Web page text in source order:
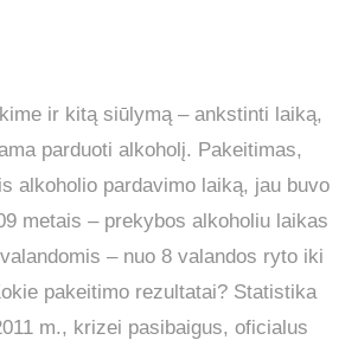
ir kitą siūlymą – ankstinti laiką,
parduoti alkoholį. Pakeitimas,
alkoholio pardavimo laiką, jau buvo
metais – prekybos alkoholiu laikas
– nuo 8 valandos ryto iki
pakeitimo rezultatai? Statistika
m., krizei pasibaigus, oficialus